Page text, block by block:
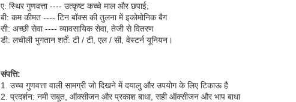
ए: स्थिर गुणवत्ता ---- उत्कृष्ट कच्चे माल और छपाई;
बी: कम कीमत ---- टिन बॉक्स की तुलना में इकोमोनिक बैग
सी: अच्छी सेवा ---- व्यावसायिक सेवा, तेजी से वितरण
डी: लचीली भुगतान शर्तें: टी / टी, एल / सी, वेस्टर्न यूनियन।
संपत्ति:
1. उच्च गुणवत्ता वाली सामग्री जो दिखने में दयालु और उपयोग के लिए टिकाऊ है
2. प्रदर्शन: नमी सबूत, ऑक्सीजन और प्रकाश बाधा, सही ऑक्सीजन और भाप बाधा